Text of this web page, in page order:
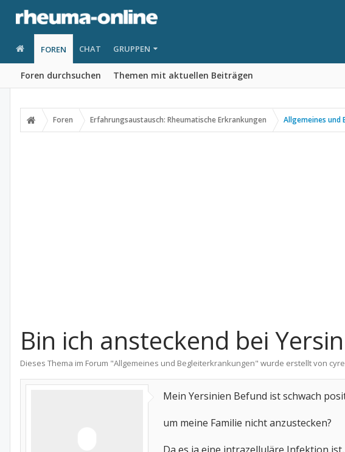
FOREN
Foren durchsuchen Themen mit aktuellen Beiträgen
CHAT GRUPPEN
Foren Erfahrungsaustausch: Rheumatische Erkrankungen Allgemeines und
Bin ich ansteckend bei
Dieses Thema im Forum "Allgemeines und Begleiterkrankungen" wurde erstellt von
Mein Yersinien Befund ist schwach
um meine Familie nicht anzustecken?